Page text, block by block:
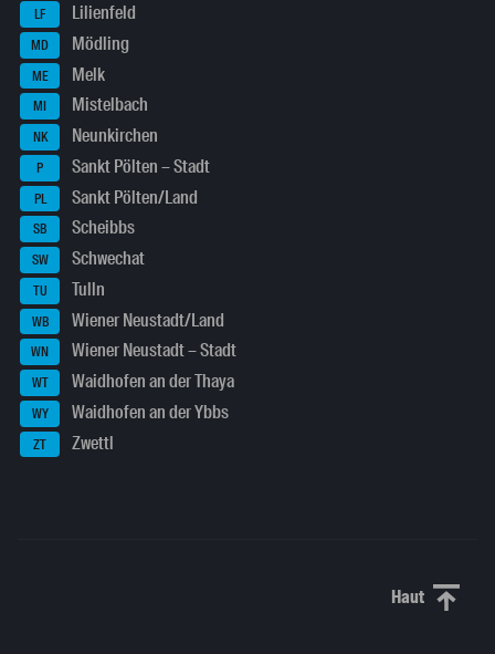
LF Lilienfeld
MD Mödling
ME Melk
MI Mistelbach
NK Neunkirchen
P Sankt Pölten – Stadt
PL Sankt Pölten/Land
SB Scheibbs
SW Schwechat
TU Tulln
WB Wiener Neustadt/Land
WN Wiener Neustadt – Stadt
WT Waidhofen an der Thaya
WY Waidhofen an der Ybbs
ZT Zwettl
HautHaut de